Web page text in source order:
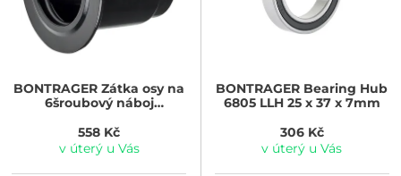
BONTRAGER Zátka osy na
6šroubový náboj
12mm, 148mm, levá strana
558 Kč
v úterý u Vás
BONTRAGER Bearing Hub
6805 LLH 25 x 37 x 7mm
306 Kč
v úterý u Vás